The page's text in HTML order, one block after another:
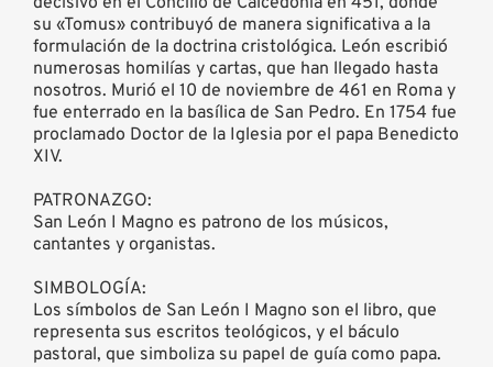
su «Tomus» contribuyó de manera significativa a la
formulación de la doctrina cristológica. León escribió
numerosas homilías y cartas, que han llegado hasta
nosotros. Murió el 10 de noviembre de 461 en Roma y
fue enterrado en la basílica de San Pedro. En 1754 fue
proclamado Doctor de la Iglesia por el papa Benedicto
XIV.
PATRONAZGO:
San León I Magno es patrono de los músicos,
cantantes y organistas.
SIMBOLOGÍA:
Los símbolos de San León I Magno son el libro, que
representa sus escritos teológicos, y el báculo
pastoral, que simboliza su papel de guía como papa.